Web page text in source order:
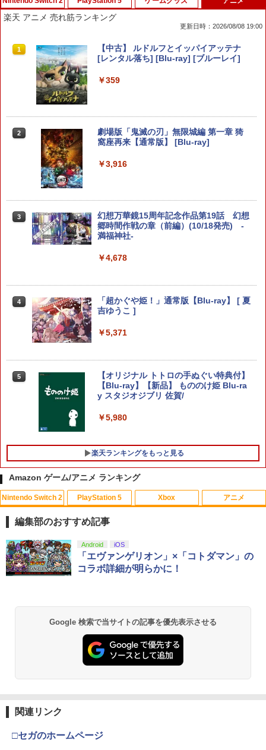
1
【inklink公式】Switch / Switch2 コン
トローラー スイッチ2 スイッチ プロコン
ラ switch2コントローラ プロコンswitc
￥2,960
式ライセンス商品】送料無料 国内2年保
証
￥3,980
ソンP5倍&レビュー特典】 10時間連続使
用可能 ワイヤレス Bluetooth 無線 スイ
ッチコントローラー 3階段TURBO連射機
階段振動 usb有線接続 高精度ボタンKU
RASHIKAN
￥2,680
ィルム switch2 フィルム Switch2 ガラ
スフィルム スイッチ2 フィルム ガイド
アクセサリー Nintendo Switch2 ケース
可 透明 ブルーライト カット 99％ FIRM
E
[Switch 2] スプラトゥーン レイダース
でご利用可 ■
￥6,480
1
【ホリ公式】【SONYライセンス商品】
DualSense™ワイヤレスコントローラー
おすすめ
＼10％OFFクーポン／PS5用 冷却ファン
ー 外付け 自動冷却ファン 三つファン 急
方に対応
￥2,680
￥2,735
蝶〜 REMAKE [PS5版]
￥3,320
【中古】[PS5] オクトパストラベラーII
(OCTOPATH TRAVELER 2) スクウェ
ア・エニックス (20230224)
￥4,180
1 【中古】大乱闘スマッシュブラザーズX
2
【中古】アッコにおまかせ!ブレインショ
ック
￥350
3
【中古】ラストストーリー(特典なし) -
Wii
￥350
4
【中古】不思議のダンジョン 風来のシレ
￥1,078
5
【中古】Nintendo マリオカート8 デラ
ックス 【Nintendo Switch】【アリオ倉
敷】保証期間1週間
楽天 アニメ 売れ筋ランキング
更新日時：2026/08/08 19:00
1
【中古】 ルドルフとイッパイアッテナ
[レンタル落ち] [Blu-ray] [ブルーレイ]
￥359
2
劇場版「鬼滅の刃」無限城編 第一章 猗
窩座再来【通常版】 [Blu-ray]
￥3,916
3
幻想万華鏡15周年記念作品第19話 幻想
郷時間作戦の章（前編）(10/18発売) -
満福神社-
￥4,678
4
「超かぐや姫！」通常版【Blu-ray】 [ 夏
吉ゆうこ ]
￥5,371
5
【オリジナル トトロの手ぬぐい特典付】
【Blu-ray】【新品】 もののけ姫 Blu-ra
y スタジオジブリ 佐賀/
￥5,980
楽天ランキングをもっと見る
Amazon ゲーム/アニメ ランキング
Nintendo Switch 2
1
スプラトゥーン レイダース|オンライン
コード版
スプラトゥーン レイダース -Switch2
￥6,446
3
￥55,491
PlayStation 5
1
PlayStation 5 デジタル・エディション
日本語専用 Console Language: Japan
ese only (CFI-2200B01)
プロダクトコード 封入
3
Xbox
1
【純正品】Xbox ワイヤレス コントロー
ラー + USB-C® ケーブル
【純正品】Xbox ワイヤレス コントロー
￥7,681
アニメ
1
劇場版「鬼滅の刃」無限城編 第一章 猗
窩座再来 通常版 [Blu-ray]
劇場版「鬼滅の刃」無限城編 第一章 猗
窩座再来 通常版 [DVD]
￥3,523
3
ナル三方背収納ケース付きコレクション)
編集部のおすすめ記事
Android iOS
「エヴァンゲリオン」×「コトダマン」の
コラボ詳細が明らかに！
Google 検索で当サイトの記事を優先表示させる
関連リンク
□セガのホームページ